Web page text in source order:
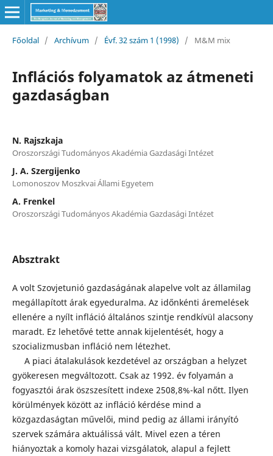
Főoldal / Archívum / Évf. 32 szám 1 (1998) / M&M mix
Inflációs folyamatok az átmeneti
gazdaságban
N. Rajszkaja
Oroszországi Tudományos Akadémia Gazdasági Intézet
J. A. Szergijenko
Lomonoszov Moszkvai Állami Egyetem
A. Frenkel
Oroszországi Tudományos Akadémia Gazdasági Intézet
Absztrakt
A volt Szovjetunió gazdaságának alapelve volt az államilag
megállapított árak egyeduralma. Az időnkénti áremelések
ellenére a nyílt infláció általános szintje rendkívül alacsony
maradt. Ez lehetővé tette annak kijelentését, hogy a
szocializmusban infláció nem létezhet.
A piaci átalakulások kezdetével az országban a helyzet
gyökeresen megváltozott. Csak az 1992. év folyamán a
fogyasztói árak öszszesített indexe 2508,8%-kal nőtt. Ilyen
körülmények között az infláció kérdése mind a
közgazdaságtan művelői, mind pedig az állami irányító
szervek számára aktuálissá vált. Mivel ezen a téren
hiányoztak a komoly hazai vizsgálatok, alapul a fejlett